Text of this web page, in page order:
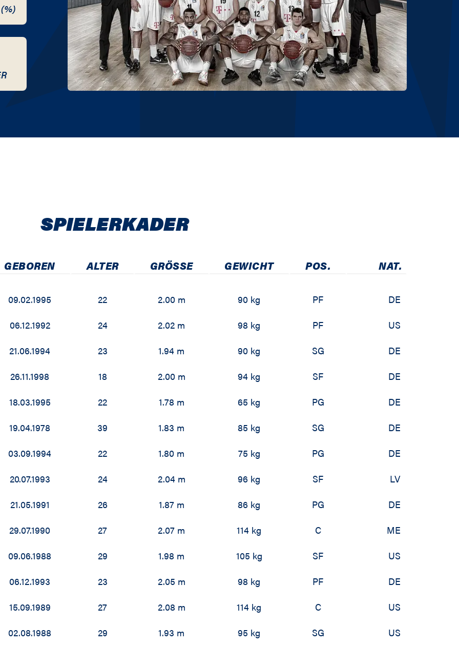
SPIELER­KADER
GEBOREN ALTER GRÖSSE GEWICHT POS. NAT.
09.02.1995 22 2.00 m 90 kg PF
DE
06.12.1992 24 2.02 m 98 kg PF
US
21.06.1994 23 1.94 m 90 kg SG
DE
26.11.1998 18 2.00 m 94 kg SF
DE
18.03.1995 22 1.78 m 65 kg PG
DE
19.04.1978 39 1.83 m 85 kg SG
DE
03.09.1994 22 1.80 m 75 kg PG
DE
20.07.1993 24 2.04 m 96 kg SF
LV
21.05.1991 26 1.87 m 86 kg PG
DE
29.07.1990 27 2.07 m 114 kg C
ME
09.06.1988 29 1.98 m 105 kg SF
US
06.12.1993 23 2.05 m 98 kg PF
DE
15.09.1989 27 2.08 m 114 kg C
US
02.08.1988 29 1.93 m 95 kg SG
US